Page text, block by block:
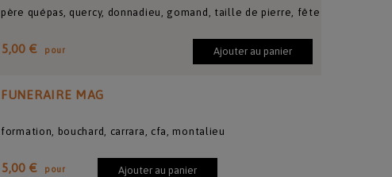
père quépas, quercy, donnadieu, gomand, taille de pierre, fête
5,00 € pour Ajouter au panier
FUNERAIRE MAG
formation, bouchard, carrara, cfa, montalieu
5,00 € pour Ajouter au panier